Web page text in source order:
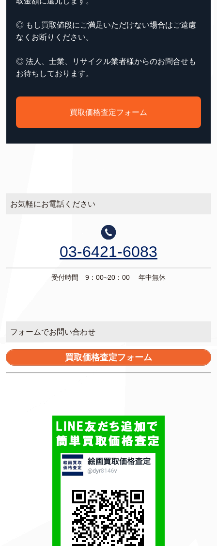
◎ もし買取値段にご満足いただけない場合はご遠慮
なくお断りください。
◎ 法人、士業、リサイクル業者様からのお問合せも
お待ちしております。
買取価格査定フォーム
お気軽にお電話ください
03-6421-6083
受付時間 9：00~20：00 年中無休
フォームでお問い合わせ
買取価格査定フォーム